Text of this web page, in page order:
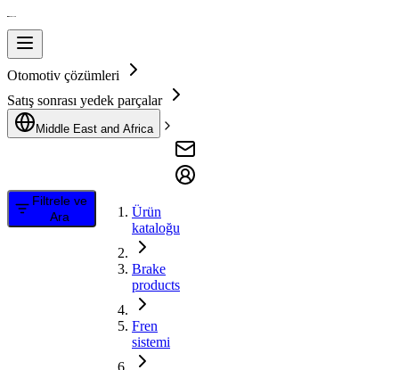
Otomotiv çözümleri
Satış sonrası yedek parçalar
Middle East and Africa
Filtrele ve
Ara
Ürün
kataloğu
Brake
products
Fren
sistemi